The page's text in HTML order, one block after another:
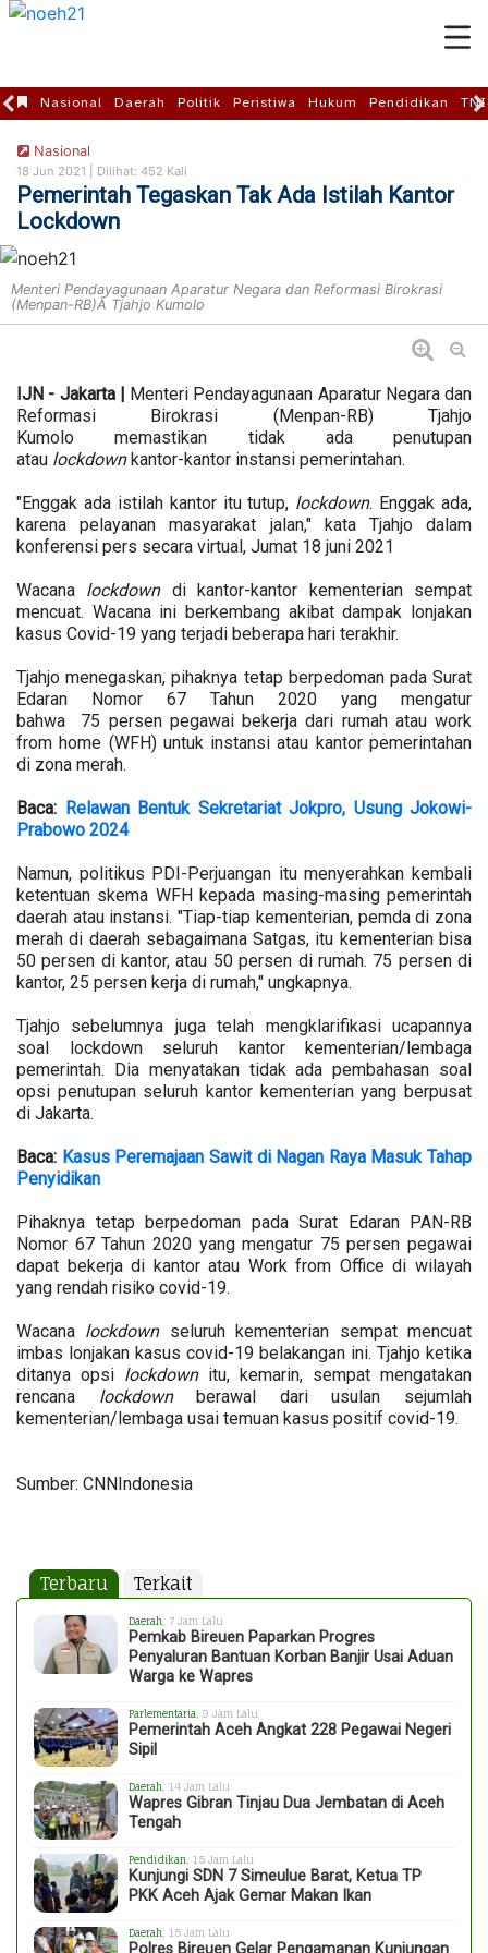
Nasional Daerah Politik Peristiwa Hukum Pendidikan
Nasional
18 Jun 2021 | Dilihat: 452 Kali
Pemerintah Tegaskan Tak Ada Istilah Kantor
Lockdown
Menteri Pendayagunaan Aparatur Negara dan Reformasi Birokrasi
(Menpan-RB)Â Tjahjo Kumolo
IJN - Jakarta | Menteri Pendayagunaan Aparatur Negara dan
Reformasi Birokrasi (Menpan-RB) Tjahjo
Kumolo memastikan tidak ada penutupan
atau lockdownkantor-kantor instansi pemerintahan.
"Enggak ada istilah kantor itu tutup, lockdown. Enggak ada,
karena pelayanan masyarakat jalan," kata Tjahjo dalam
konferensi pers secara virtual, Jumat 18 juni 2021
Wacana lockdowndi kantor-kantor kementerian sempat
mencuat. Wacana ini berkembang akibat dampak lonjakan
kasus Covid-19 yang terjadi beberapa hari terakhir.
Tjahjo menegaskan, pihaknya tetap berpedoman pada Surat
Edaran Nomor 67 Tahun 2020 yang mengatur
bahwa 75 persen pegawai bekerja dari rumah atau work
from home (WFH) untuk instansi atau kantor pemerintahan
di zona merah.
Baca: Relawan Bentuk Sekretariat Jokpro, Usung Jokowi-
Prabowo 2024
Namun, politikus PDI-Perjuangan itu menyerahkan kembali
ketentuan skema WFH kepada masing-masing pemerintah
daerah atau instansi. "Tiap-tiap kementerian, pemda di zona
merah di daerah sebagaimana Satgas, itu kementerian bisa
50 persen di kantor, atau 50 persen di rumah. 75 persen di
kantor, 25 persen kerja di rumah," ungkapnya.
Tjahjo sebelumnya juga telah mengklarifikasi ucapannya
soal lockdown seluruh kantor kementerian/lembaga
pemerintah. Dia menyatakan tidak ada pembahasan soal
opsi penutupan seluruh kantor kementerian yang berpusat
di Jakarta.
Baca: Kasus Peremajaan Sawit di Nagan Raya Masuk Tahap
Penyidikan
Pihaknya tetap berpedoman pada Surat Edaran PAN-RB
Nomor 67 Tahun 2020 yang mengatur 75 persen pegawai
dapat bekerja di kantor atau Work from Office di wilayah
yang rendah risiko covid-19.
Wacana lockdownseluruh kementerian sempat mencuat
imbas lonjakan kasus covid-19 belakangan ini. Tjahjo ketika
ditanya opsi lockdownitu, kemarin, sempat mengatakan
rencana lockdownberawal dari usulan sejumlah
kementerian/lembaga usai temuan kasus positif covid-19.
Sumber: CNNIndonesia
Terbaru Terkait
Daerah , 7 Jam Lalu
Pemkab Bireuen Paparkan Progres
Penyaluran Bantuan Korban Banjir Usai Aduan
Warga ke Wapres
Parlementaria , 9 Jam Lalu
Pemerintah Aceh Angkat 228 Pegawai Negeri
Sipil
Daerah , 14 Jam Lalu
Wapres Gibran Tinjau Dua Jembatan di Aceh
Tengah
Pendidikan , 15 Jam Lalu
Kunjungi SDN 7 Simeulue Barat, Ketua TP
PKK Aceh Ajak Gemar Makan Ikan
Daerah , 15 Jam Lalu
Polres Bireuen Gelar Pengamanan Kunjungan